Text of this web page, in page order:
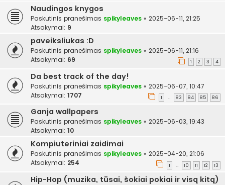
Naudingos knygos
Paskutinis pranešimas spikyleaves « 2025-06-11, 21:25
Atsakymai: 9
paveiksliukas :D
Paskutinis pranešimas spikyleaves « 2025-06-11, 21:16
Atsakymai: 69 1 2 3 4
Da best track of the day!
Paskutinis pranešimas spikyleaves « 2025-06-07, 10:47
Atsakymai: 1707 1 … 83 84 85 86
Ganja wallpapers
Paskutinis pranešimas spikyleaves « 2025-06-03, 19:43
Atsakymai: 10
Kompiuteriniai zaidimai
Paskutinis pranešimas spikyleaves « 2025-04-20, 21:06
Atsakymai: 254 1 … 10 11 12 13
Hip-Hop (muzika, tūsai, šokiai pokiai ir visą kitą)